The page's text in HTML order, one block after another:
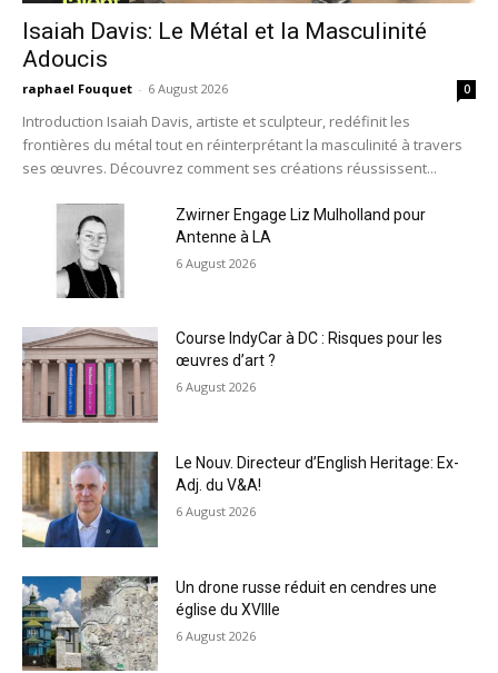
Isaiah Davis: Le Métal et la Masculinité
Adoucis
raphael Fouquet - 6 August 2026 0
Introduction Isaiah Davis, artiste et sculpteur, redéfinit les
frontières du métal tout en réinterprétant la masculinité à travers
ses œuvres. Découvrez comment ses créations réussissent...
Zwirner Engage Liz Mulholland pour
Antenne à LA
6 August 2026
Course IndyCar à DC : Risques pour les
œuvres d’art ?
6 August 2026
Le Nouv. Directeur d’English Heritage: Ex-
Adj. du V&A!
6 August 2026
Un drone russe réduit en cendres une
église du XVIIIe
6 August 2026